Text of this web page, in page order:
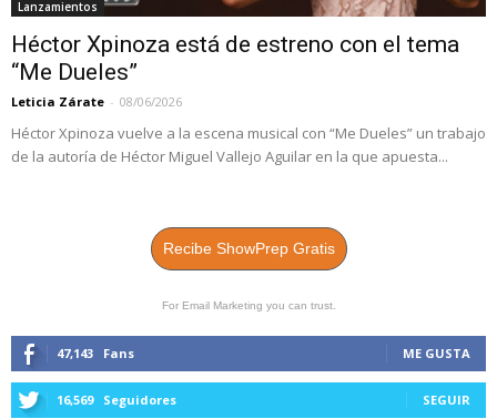
Lanzamientos
Héctor Xpinoza está de estreno con el tema
“Me Dueles”
Leticia Zárate - 08/06/2026
Héctor Xpinoza vuelve a la escena musical con “Me Dueles” un trabajo
de la autoría de Héctor Miguel Vallejo Aguilar en la que apuesta...
Recibe ShowPrep Gratis
For Email Marketing you can trust.
47,143 Fans ME GUSTA
16,569 Seguidores SEGUIR